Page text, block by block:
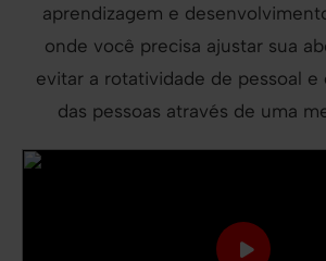
aprendizagem e
onde você precisa ajustar sua
evitar a rotatividade de pessoal
das pessoas através de uma